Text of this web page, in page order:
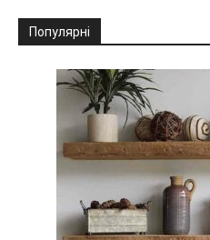
Популярні